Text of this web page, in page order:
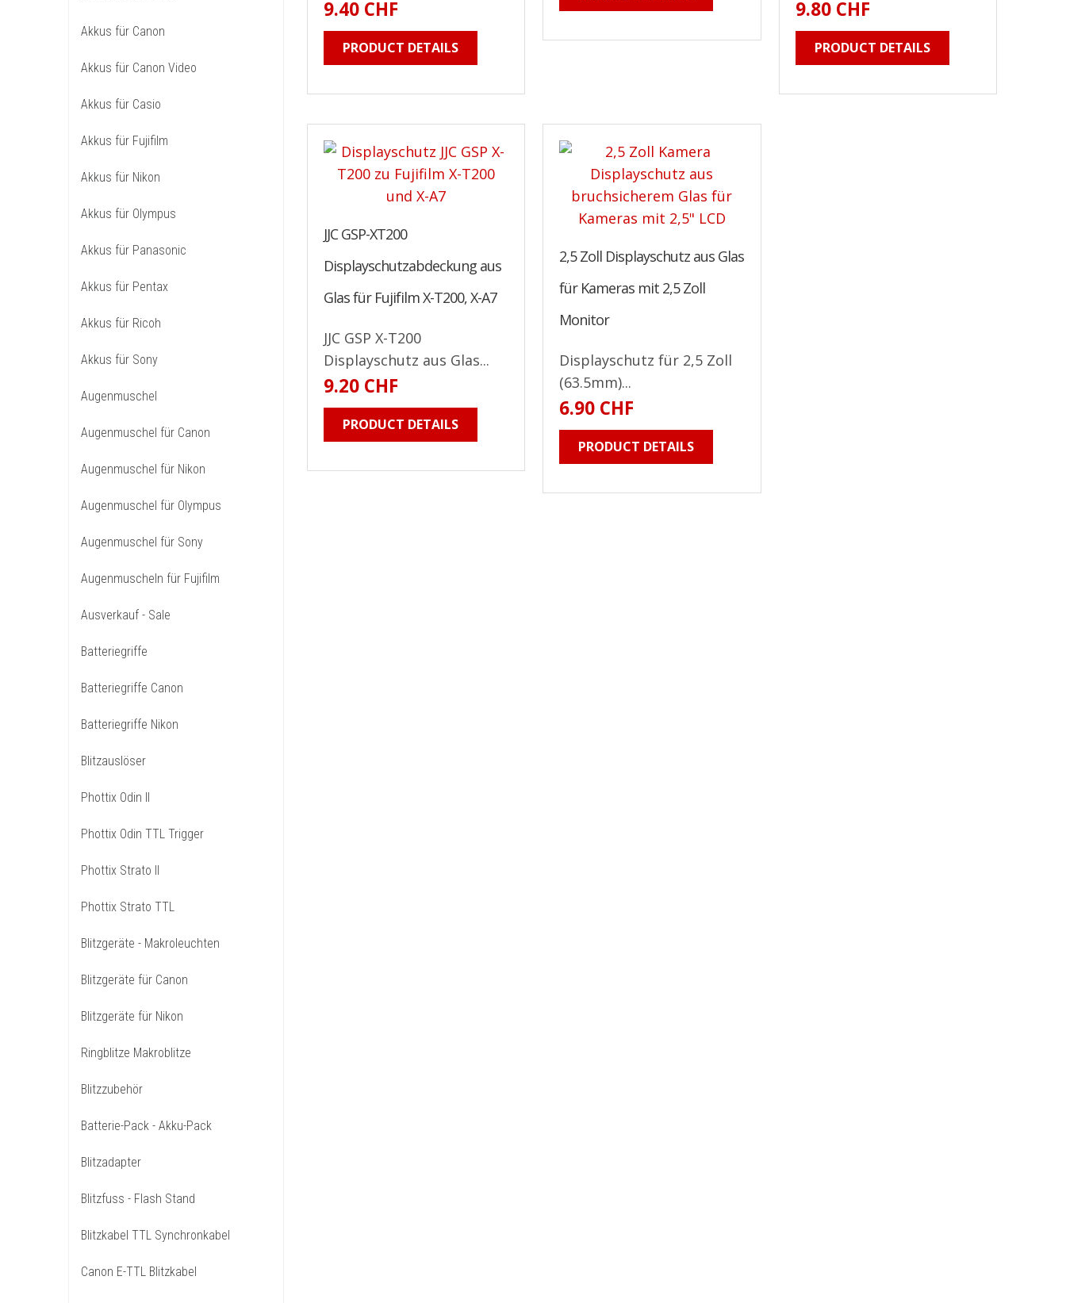
Akkus für Canon
Akkus für Canon Video
Akkus für Casio
Akkus für Fujifilm
Akkus für Nikon
Akkus für Olympus
Akkus für Panasonic
Akkus für Pentax
Akkus für Ricoh
Akkus für Sony
Augenmuschel
Augenmuschel für Canon
Augenmuschel für Nikon
Augenmuschel für Olympus
Augenmuschel für Sony
Augenmuscheln für Fujifilm
Ausverkauf - Sale
Batteriegriffe
Batteriegriffe Canon
Batteriegriffe Nikon
Blitzauslöser
Phottix Odin II
Phottix Odin TTL Trigger
Phottix Strato II
Phottix Strato TTL
Blitzgeräte - Makroleuchten
Blitzgeräte für Canon
Blitzgeräte für Nikon
Ringblitze Makroblitze
Blitzzubehör
Batterie-Pack - Akku-Pack
Blitzadapter
Blitzfuss - Flash Stand
Blitzkabel TTL Synchronkabel
Canon E-TTL Blitzkabel
9.40 CHF
PRODUCT DETAILS
9.80 CHF
PRODUCT DETAILS
JJC GSP-XT200
Displayschutzabdeckung aus
Glas für Fujifilm X-T200, X-A7
JJC GSP X-T200
Displayschutz aus Glas...
9.20 CHF
PRODUCT DETAILS
2,5 Zoll Displayschutz aus Glas
für Kameras mit 2,5 Zoll
Monitor
Displayschutz für 2,5 Zoll
(63.5mm)...
6.90 CHF
PRODUCT DETAILS